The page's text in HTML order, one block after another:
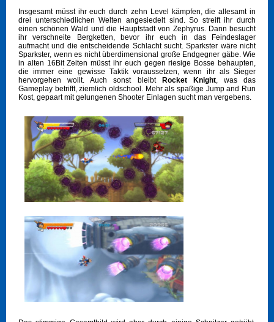
Insgesamt müsst ihr euch durch zehn Level kämpfen, die allesamt in
drei unterschiedlichen Welten angesiedelt sind. So streift ihr durch
einen schönen Wald und die Hauptstadt von Zephyrus. Dann besucht
ihr verschneite Bergketten, bevor ihr euch in das Feindeslager
aufmacht und die entscheidende Schlacht sucht. Sparkster wäre nicht
Sparkster, wenn es nicht überdimensional große Endgegner gäbe. Wie
in alten 16Bit Zeiten müsst ihr euch gegen riesige Bosse behaupten,
die immer eine gewisse Taktik voraussetzen, wenn ihr als Sieger
hervorgehen wollt. Auch sonst bleibt
Rocket Knight, was das
Gameplay betrifft, ziemlich oldschool. Mehr als spaßige Jump and Run
Kost, gepaart mit gelungenen Shooter Einlagen sucht man vergebens.